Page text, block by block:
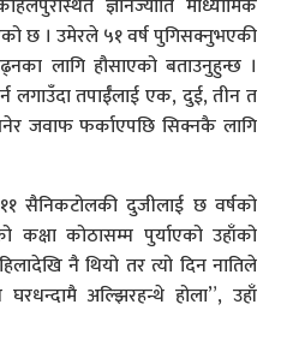
ज्ञानज्योति माध्यामिक
छ । उमेरले ५१ वर्ष पुगिसक्नुभएकी
लागि हौसाएको बताउनुहुन्छ ।
लगाउँदा तपाईँलाई एक, दुई, तीन त
जवाफ फर्काएपछि सिक्नकै लागि
सैनिकटोलकी दुजीलाई छ वर्षको
कोठासम्म पुर्याएको उहाँको
नै थियो तर त्यो दिन नातिले
अल्झिरहन्थे होला”, उहाँ